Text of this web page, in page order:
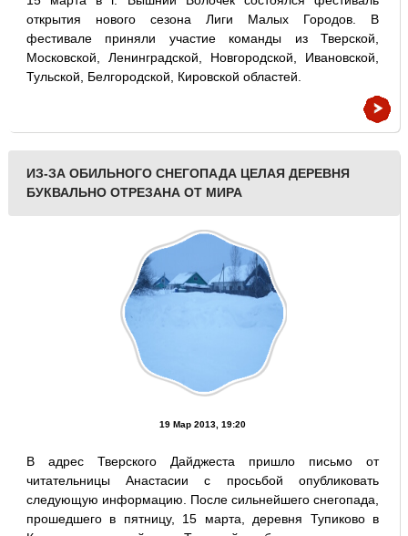
открытия нового сезона Лиги Малых Городов. В
фестивале приняли участие команды из Тверской,
Московской, Ленинградской, Новгородской, Ивановской,
Тульской, Белгородской, Кировской областей.
ИЗ-ЗА ОБИЛЬНОГО СНЕГОПАДА ЦЕЛАЯ ДЕРЕВНЯ
БУКВАЛЬНО ОТРЕЗАНА ОТ МИРА
19 Мар 2013, 19:20
В адрес Тверского Дайджеста пришло письмо от
читательницы Анастасии с просьбой опубликовать
следующую информацию. После сильнейшего снегопада,
прошедшего в пятницу, 15 марта, деревня Тупиково в